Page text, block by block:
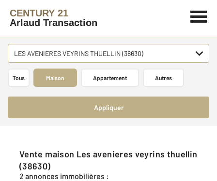
CENTURY 21
Arlaud Transaction
LES AVENIERES VEYRINS THUELLIN (38630)
Tous Maison Appartement Autres
Appliquer
Vente maison Les avenieres veyrins thuellin
(38630)
2 annonces immobilières :